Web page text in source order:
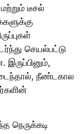
டீசல்
செயல்பட்டு
நீண்டகால
நெருக்கடி